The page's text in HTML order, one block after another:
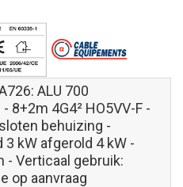
ALU 700
8+2m 4G4² HO5VV-F -
behuizing -
3 kW afgerold 4 kW -
- Verticaal gebruik:
op aanvraag